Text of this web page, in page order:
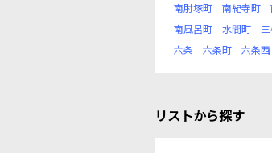
南肘塚町
南紀寺町
南風呂町
水間町
六条
六条町 六条西
リストから探す